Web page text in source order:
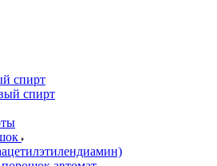
спирт
спирт